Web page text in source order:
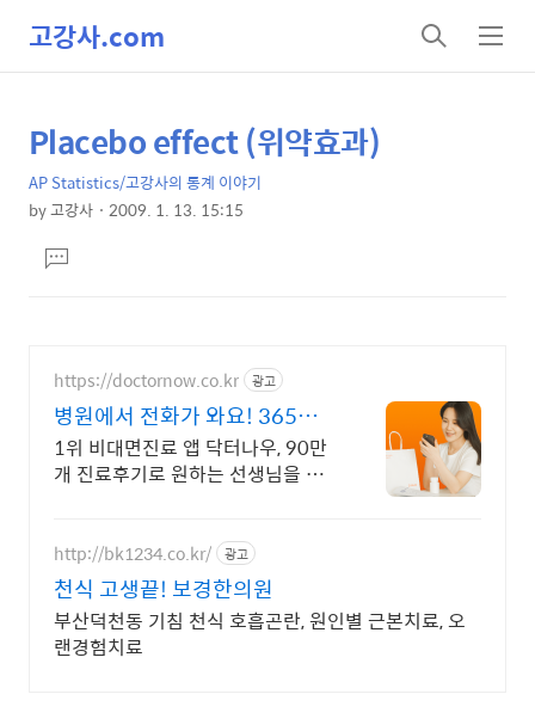
고강사.com
검
색
메
뉴
상
세
컨
텐
츠
본
문
제
목
Placebo effect (위약효과)
AP Statistics/고강사의 통계 이야기
by고강사 2009. 1. 13. 15:15
문댓
글
https://doctornow.co.kr 광고
병원에서 전화가 와요! 365일
24시간 진료가능
1위 비대면진료 앱 닥터나우, 90만
개 진료후기로 원하는 선생님을 선
http://bk1234.co.kr/ 광고
천식 고생끝! 보경한의원
부산덕천동 기침 천식 호흡곤란, 원인별 근본치료, 오
랜경험치료